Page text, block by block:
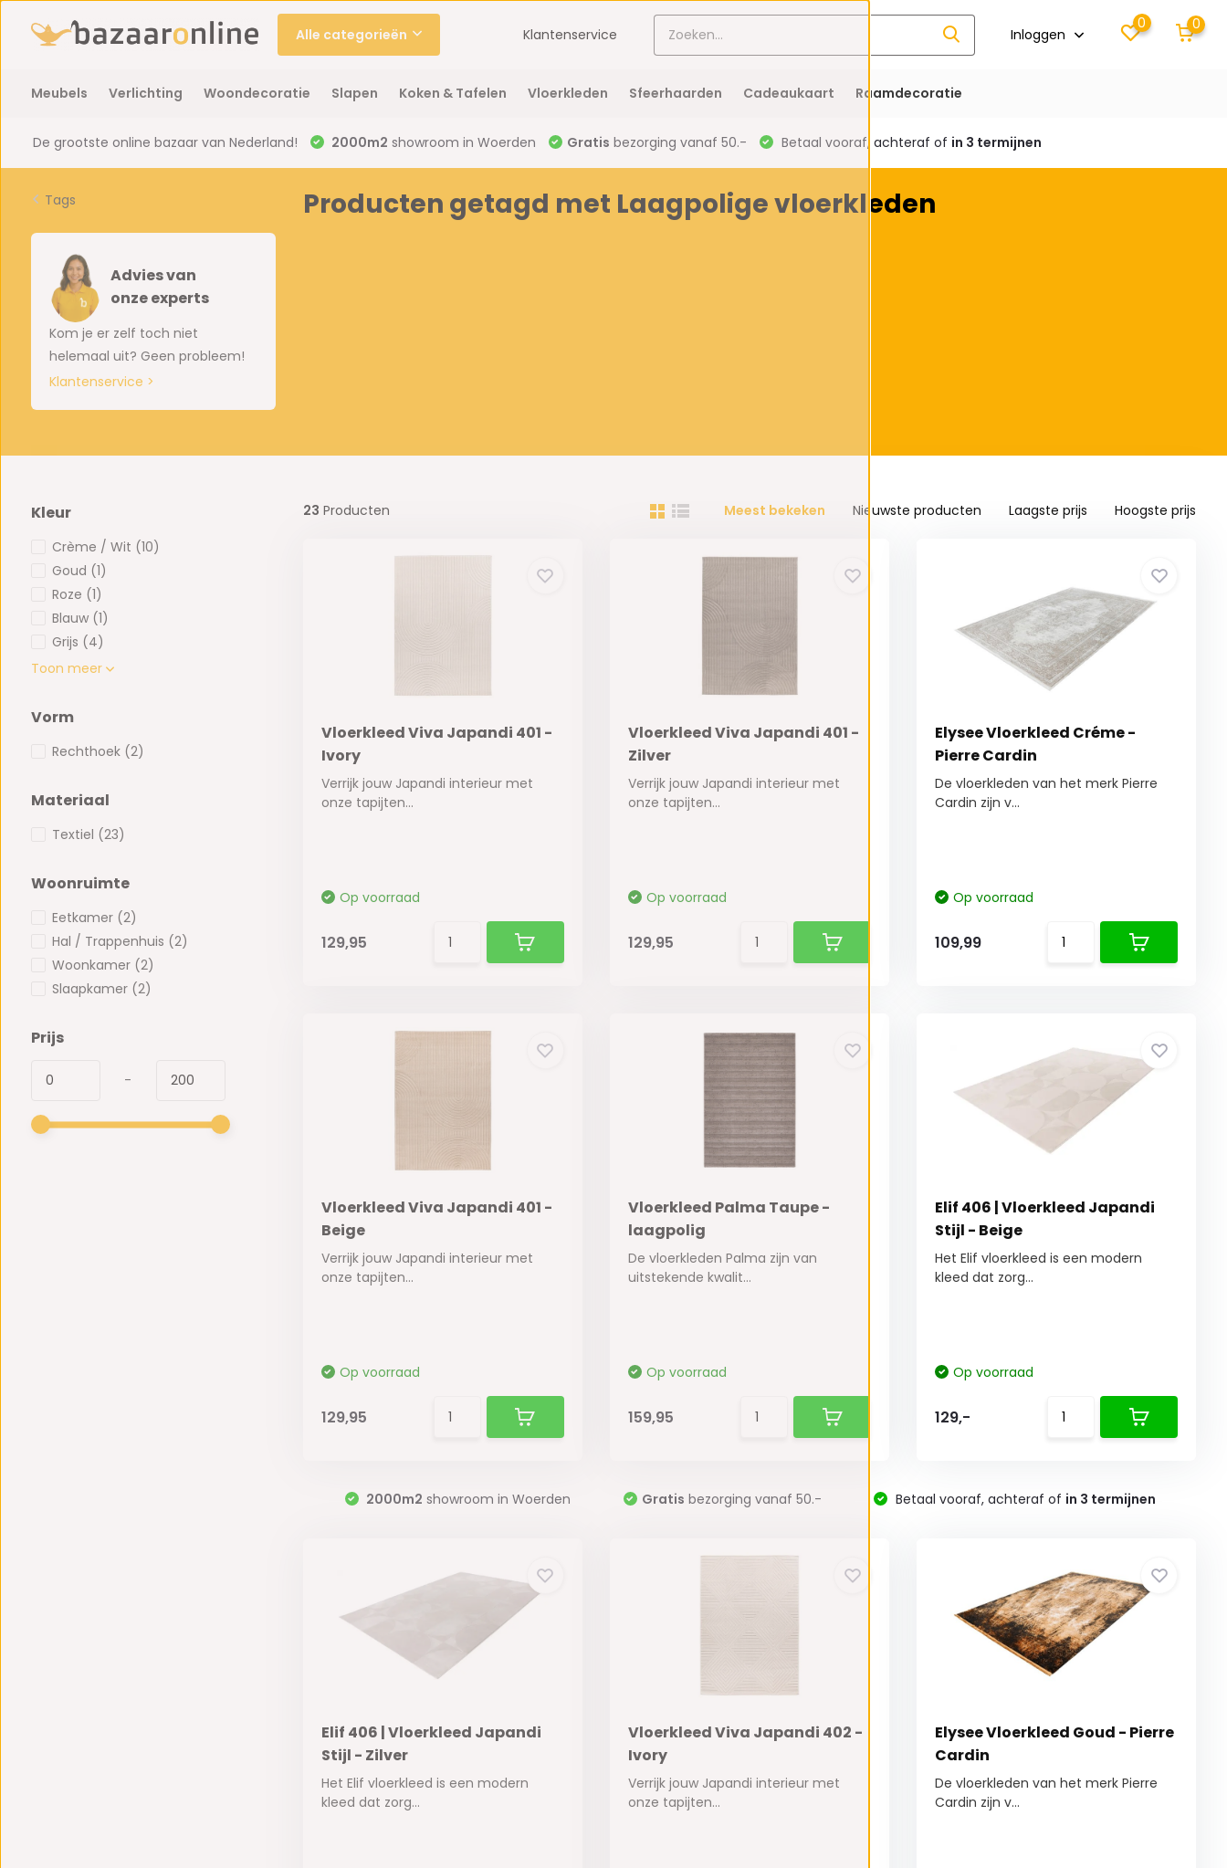
Alle categorieën Klantenservice Inloggen
0 0
Meubels Verlichting Woondecoratie Slapen Koken & Tafelen Vloerkleden Sfeerhaarden Cadeaukaart Raamdecoratie
De grootste online bazaar van Nederland! 2000m2 showroom in Woerden Gratis bezorging vanaf 50.- Betaal vooraf, achteraf of in 3 termijnen
Tags
Advies van
onze experts
Kom je er zelf toch niet
helemaal uit? Geen probleem!
Klantenservice >
Producten getagd met Laagpolige vloerkleden
Kleur
Crème / Wit (10)
Goud (1)
Roze (1)
Blauw (1)
Grijs (4)
Toon meer
Vorm
Rechthoek (2)
Materiaal
Textiel (23)
Woonruimte
Eetkamer (2)
Hal / Trappenhuis (2)
Woonkamer (2)
Slaapkamer (2)
Prijs
-
23 Producten Meest bekeken Nieuwste producten Laagste prijs Hoogste prijs
Vloerkleed Viva Japandi 401 -
Ivory
Verrijk jouw Japandi interieur met
onze tapijten...
Op voorraad
129,95
Vloerkleed Viva Japandi 401 -
Zilver
Verrijk jouw Japandi interieur met
onze tapijten...
Op voorraad
129,95
Elysee Vloerkleed Créme -
Pierre Cardin
De vloerkleden van het merk Pierre
Cardin zijn v...
Op voorraad
109,99
Vloerkleed Viva Japandi 401 -
Beige
Verrijk jouw Japandi interieur met
onze tapijten...
Op voorraad
129,95
Vloerkleed Palma Taupe -
laagpolig
De vloerkleden Palma zijn van
uitstekende kwalit...
Op voorraad
159,95
Elif 406 | Vloerkleed Japandi
Stijl - Beige
Het Elif vloerkleed is een modern
kleed dat zorg...
Op voorraad
129,-
2000m2 showroom in Woerden Gratis bezorging vanaf 50.- Betaal vooraf, achteraf of in 3 termijnen
Elif 406 | Vloerkleed Japandi
Stijl - Zilver
Het Elif vloerkleed is een modern
kleed dat zorg...
Vloerkleed Viva Japandi 402 -
Ivory
Verrijk jouw Japandi interieur met
onze tapijten...
Elysee Vloerkleed Goud - Pierre
Cardin
De vloerkleden van het merk Pierre
Cardin zijn v...